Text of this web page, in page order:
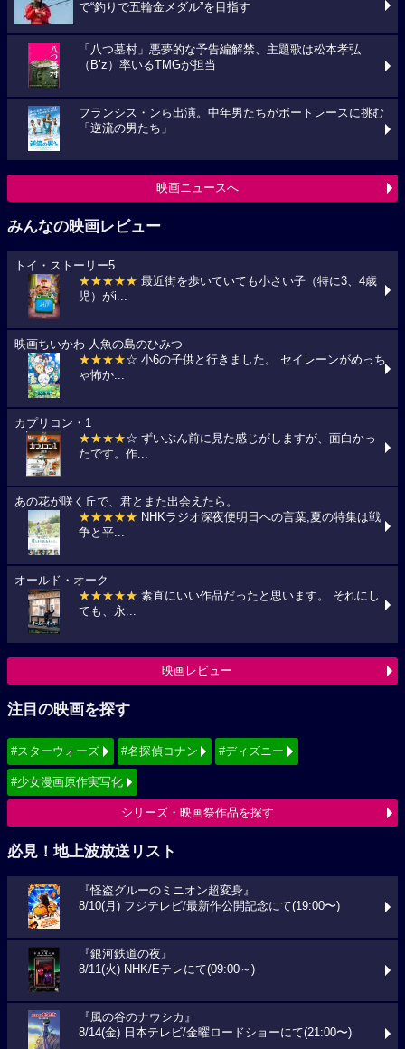
で“釣りで五輪金メダル”を目指す
「八つ墓村」悪夢的な予告編解禁、主題歌は松本孝弘
（B’z）率いるTMGが担当
フランシス・ンら出演。中年男たちがボートレースに挑む
「逆流の男たち」
映画ニュースへ
みんなの映画レビュー
トイ・ストーリー5
★★★★★ 最近街を歩いていても小さい子（特に3、4歳
児）がi...
映画ちいかわ 人魚の島のひみつ
★★★★☆ 小6の子供と行きました。 セイレーンがめっち
ゃ怖か...
カプリコン・1
★★★★☆ ずいぶん前に見た感じがしますが、面白かっ
たです。作...
あの花が咲く丘で、君とまた出会えたら。
★★★★★ NHKラジオ深夜便明日への言葉,夏の特集は戦
争と平...
オールド・オーク
★★★★★ 素直にいい作品だったと思います。 それにし
ても、永...
映画レビュー
注目の映画を探す
#スターウォーズ #名探偵コナン #ディズニー
#少女漫画原作実写化
シリーズ・映画祭作品を探す
必見！地上波放送リスト
『怪盗グルーのミニオン超変身』
8/10(月) フジテレビ/最新作公開記念にて(19:00〜)
『銀河鉄道の夜』
8/11(火) NHK/Eテレにて(09:00～)
『風の谷のナウシカ』
8/14(金) 日本テレビ/金曜ロードショーにて(21:00〜)